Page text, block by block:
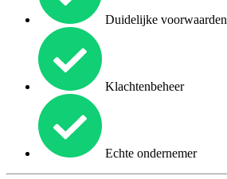
Duidelijke voorwaarden
Klachtenbeheer
Echte ondernemer